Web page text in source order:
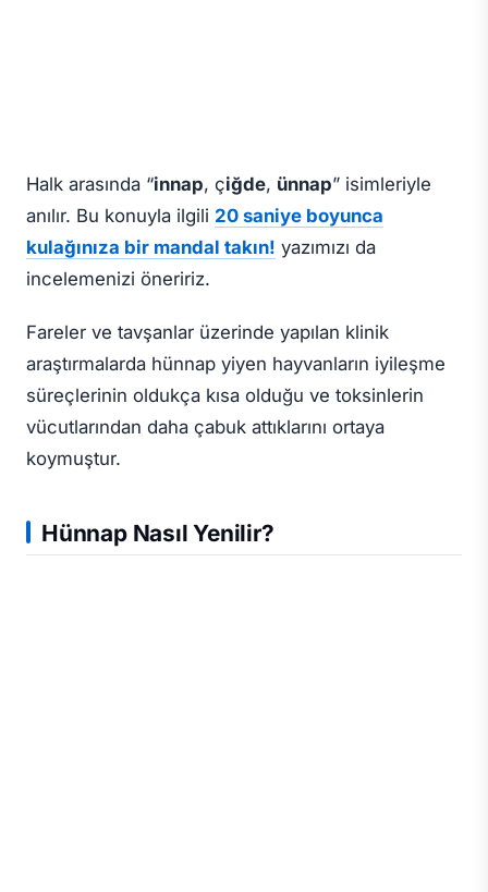
Halk arasında “innap, çiğde, ünnap” isimleriyle
anılır. Bu konuyla ilgili 20 saniye boyunca
kulağınıza bir mandal takın! yazımızı da
incelemenizi öneririz.
Fareler ve tavşanlar üzerinde yapılan klinik
araştırmalarda hünnap yiyen hayvanların iyileşme
süreçlerinin oldukça kısa olduğu ve toksinlerin
vücutlarından daha çabuk attıklarını ortaya
koymuştur.
Hünnap Nasıl Yenilir?